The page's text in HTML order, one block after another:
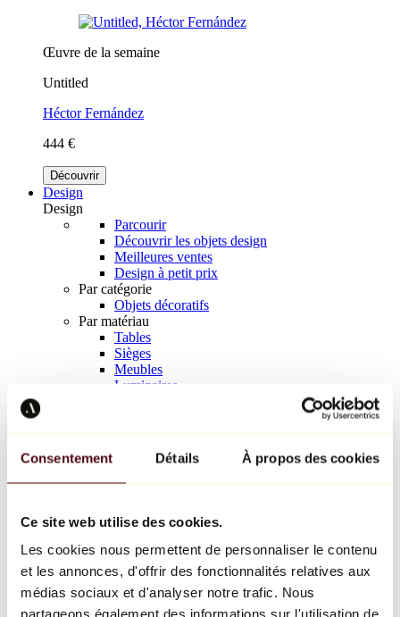
Consentement Détails À propos des cookies
Ce site web utilise des cookies.
Les cookies nous permettent de personnaliser le contenu
et les annonces, d'offrir des fonctionnalités relatives aux
médias sociaux et d'analyser notre trafic. Nous
partageons également des informations sur l'utilisation de
Œuvre de la semaine
Untitled
Héctor Fernández
444 €
Découvrir
Design
Design
Parcourir
Découvrir les objets design
Meilleures ventes
Design à petit prix
Par catégorie
Objets décoratifs
Par matériau
Tables
Sièges
Meubles
Luminaires
Richard Orlinski
Keith Haring
Jeff Koons
Jean-Michel Basquiat
Tous les designers
Œuvre de la semaine